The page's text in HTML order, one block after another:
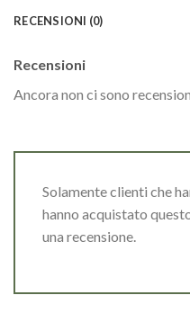
RECENSIONI (0)
Recensioni
Ancora non ci sono
Solamente clienti che
hanno acquistato
una recensione.